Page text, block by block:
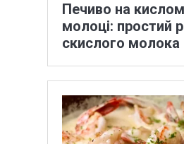
Печиво на
молоці: простий
скислого молока